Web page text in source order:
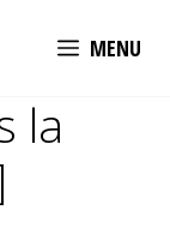
MENU
la